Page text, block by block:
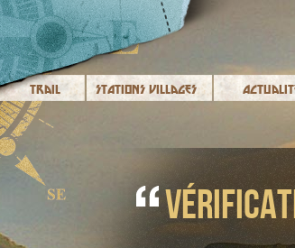
Trail Stations Villages